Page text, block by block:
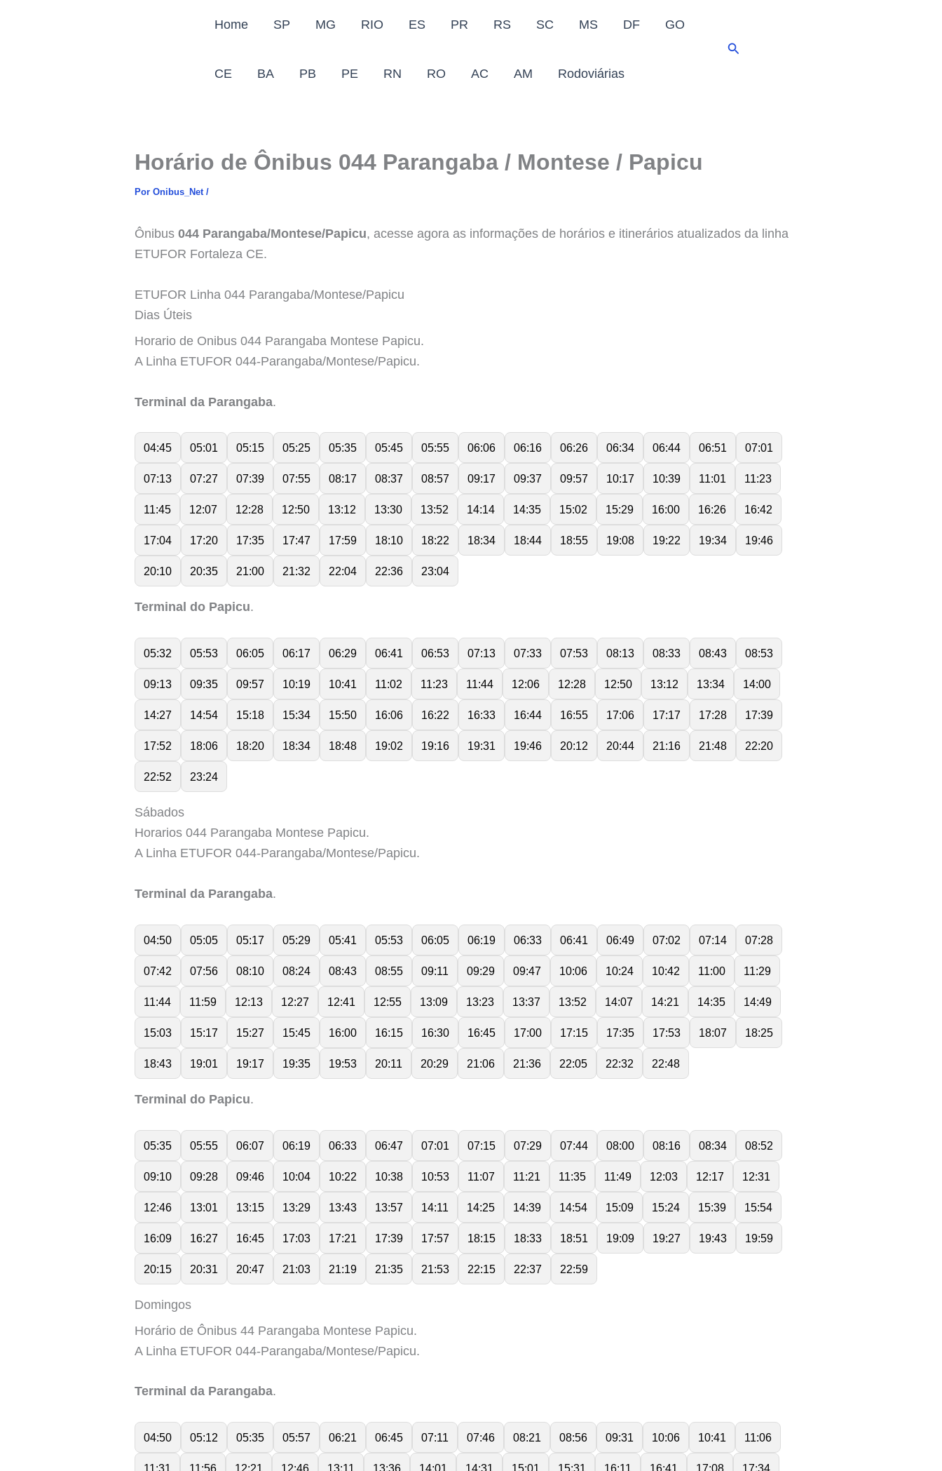
Home SP MG RIO ES PR RS SC MS DF GO
CE BA PB PE RN RO AC AM Rodoviárias
Pesquisar
Horário de Ônibus 044 Parangaba / Montese / Papicu
Por Onibus_Net /
Ônibus 044 Parangaba/Montese/Papicu, acesse agora as informações de horários e itinerários atualizados da linha
ETUFOR Fortaleza CE.
ETUFOR Linha 044 Parangaba/Montese/Papicu
Dias Úteis
Horario de Onibus 044 Parangaba Montese Papicu.
A Linha ETUFOR 044-Parangaba/Montese/Papicu.
Terminal da Parangaba.
04:45 05:01 05:15 05:25 05:35 05:45 05:55 06:06 06:16 06:26 06:34 06:44 06:51 07:01
07:13 07:27 07:39 07:55 08:17 08:37 08:57 09:17 09:37 09:57 10:17 10:39 11:01 11:23
11:45 12:07 12:28 12:50 13:12 13:30 13:52 14:14 14:35 15:02 15:29 16:00 16:26 16:42
17:04 17:20 17:35 17:47 17:59 18:10 18:22 18:34 18:44 18:55 19:08 19:22 19:34 19:46
20:10 20:35 21:00 21:32 22:04 22:36 23:04
Terminal do Papicu.
05:32 05:53 06:05 06:17 06:29 06:41 06:53 07:13 07:33 07:53 08:13 08:33 08:43 08:53
09:13 09:35 09:57 10:19 10:41 11:02 11:23 11:44 12:06 12:28 12:50 13:12 13:34 14:00
14:27 14:54 15:18 15:34 15:50 16:06 16:22 16:33 16:44 16:55 17:06 17:17 17:28 17:39
17:52 18:06 18:20 18:34 18:48 19:02 19:16 19:31 19:46 20:12 20:44 21:16 21:48 22:20
22:52 23:24
Sábados
Horarios 044 Parangaba Montese Papicu.
A Linha ETUFOR 044-Parangaba/Montese/Papicu.
Terminal da Parangaba.
04:50 05:05 05:17 05:29 05:41 05:53 06:05 06:19 06:33 06:41 06:49 07:02 07:14 07:28
07:42 07:56 08:10 08:24 08:43 08:55 09:11 09:29 09:47 10:06 10:24 10:42 11:00 11:29
11:44 11:59 12:13 12:27 12:41 12:55 13:09 13:23 13:37 13:52 14:07 14:21 14:35 14:49
15:03 15:17 15:27 15:45 16:00 16:15 16:30 16:45 17:00 17:15 17:35 17:53 18:07 18:25
18:43 19:01 19:17 19:35 19:53 20:11 20:29 21:06 21:36 22:05 22:32 22:48
Terminal do Papicu.
05:35 05:55 06:07 06:19 06:33 06:47 07:01 07:15 07:29 07:44 08:00 08:16 08:34 08:52
09:10 09:28 09:46 10:04 10:22 10:38 10:53 11:07 11:21 11:35 11:49 12:03 12:17 12:31
12:46 13:01 13:15 13:29 13:43 13:57 14:11 14:25 14:39 14:54 15:09 15:24 15:39 15:54
16:09 16:27 16:45 17:03 17:21 17:39 17:57 18:15 18:33 18:51 19:09 19:27 19:43 19:59
20:15 20:31 20:47 21:03 21:19 21:35 21:53 22:15 22:37 22:59
Domingos
Horário de Ônibus 44 Parangaba Montese Papicu.
A Linha ETUFOR 044-Parangaba/Montese/Papicu.
Terminal da Parangaba.
04:50 05:12 05:35 05:57 06:21 06:45 07:11 07:46 08:21 08:56 09:31 10:06 10:41 11:06
11:31 11:56 12:21 12:46 13:11 13:36 14:01 14:31 15:01 15:31 16:11 16:41 17:08 17:34